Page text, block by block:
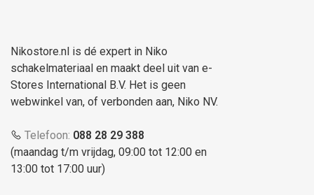
Nikostore.nl is dé expert in Niko
schakelmateriaal en maakt deel uit van e-
Stores International B.V. Het is geen
webwinkel van, of verbonden aan, Niko NV.
Telefoon: 088 28 29 388
(maandag t/m vrijdag, 09:00 tot 12:00 en
13:00 tot 17:00 uur)